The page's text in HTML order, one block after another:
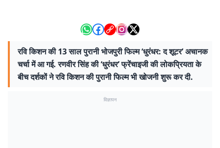
रवि किशन की 13 साल पुरानी भोजपुरी फिल्म ‘धुरंधर: द शूटर’ अचानक
चर्चा में आ गई. रणवीर सिंह की ‘धुरंधर’ फ्रेंचाइजी की लोकप्रियता के
बीच दर्शकों ने रवि किशन की पुरानी फिल्म भी खोजनी शुरू कर दी.
विज्ञापन